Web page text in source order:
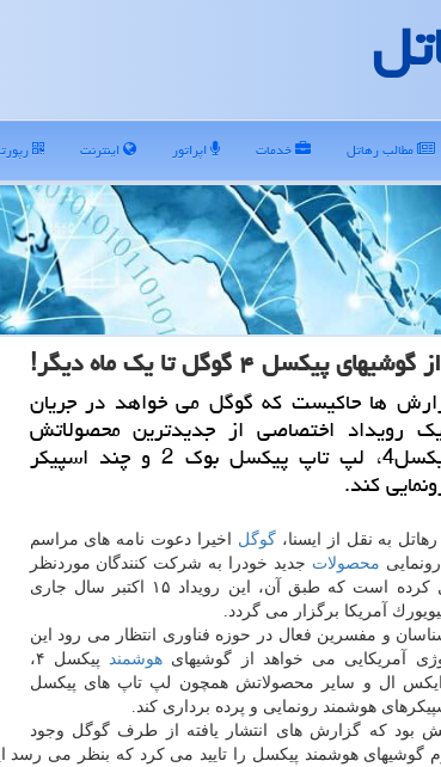
مطالب رهاتل خدمات اپراتور اینترنت
پیكسل ۴ گوگل تا یك ماه دیگر!
ها حاكیست كه گوگل می خواهد در جریان
رویداد اختصاصی از جدیدترین محصولاتش
همچون پیكسل4، لپ تاپ پیكسل بوك 2 و چند اسپیكر
كند.
به نقل از ایسنا،گوگل اخیرا دعوت نامه های مراسم
محصولات جدید خودرا به شركت كنندگان موردنظر
خود ارسال كرده است كه طبق آن، این رویداد ۱۵ اكتبر سال جاری
آمریكا برگزار می گردد.
و مفسرین فعال در حوزه فناوری انتظار می رود این
آمریكایی می خواهد از گوشیهای هوشمند
پیكسل ۴،
۴ ایكس ال و سایر محصولاتش همچون لپ تاپ های پیكسل
بود كه گزارش های انتشار یافته از طرف گوگل وجود
گوشیهای هوشمند پیكسل را تایید می كرد كه بنظر می